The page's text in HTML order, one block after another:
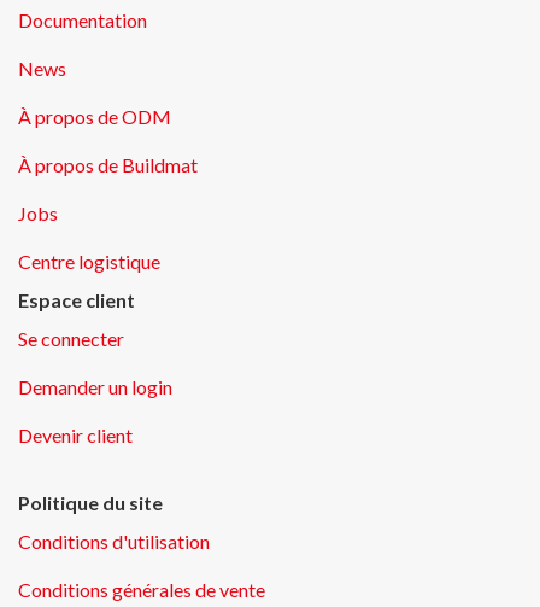
Documentation
News
À propos de ODM
À propos de Buildmat
Jobs
Centre logistique
Espace client
Se connecter
Demander un login
Devenir client
Politique du site
Conditions d'utilisation
Conditions générales de vente